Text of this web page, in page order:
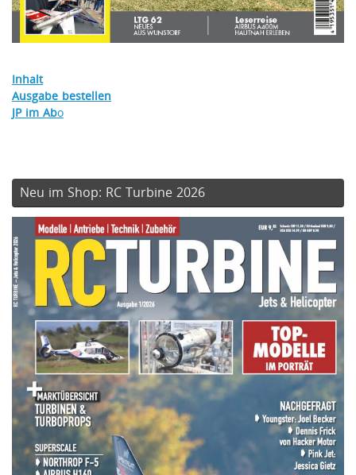
Inhalt
Ausgabe bestellen
JP im Abo
Neu im Shop: RC Turbine 2026